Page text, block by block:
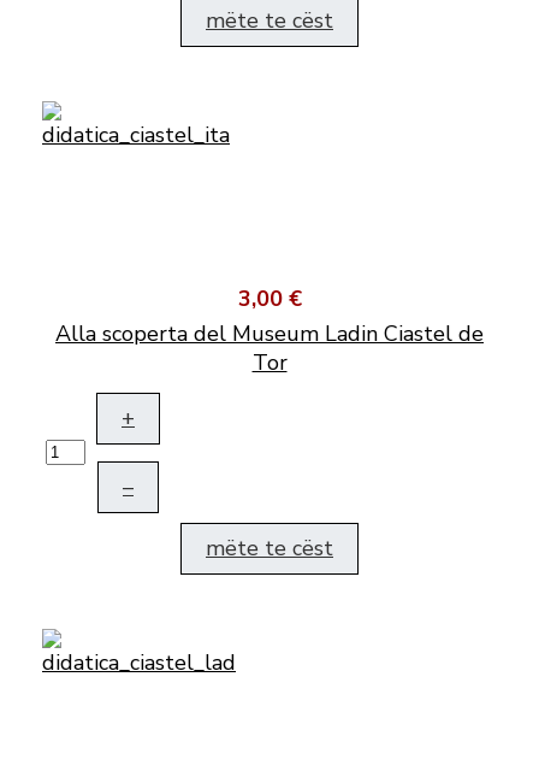
mëte te cëst
3,00 €
Alla scoperta del Museum Ladin Ciastel de
Tor
+
–
mëte te cëst